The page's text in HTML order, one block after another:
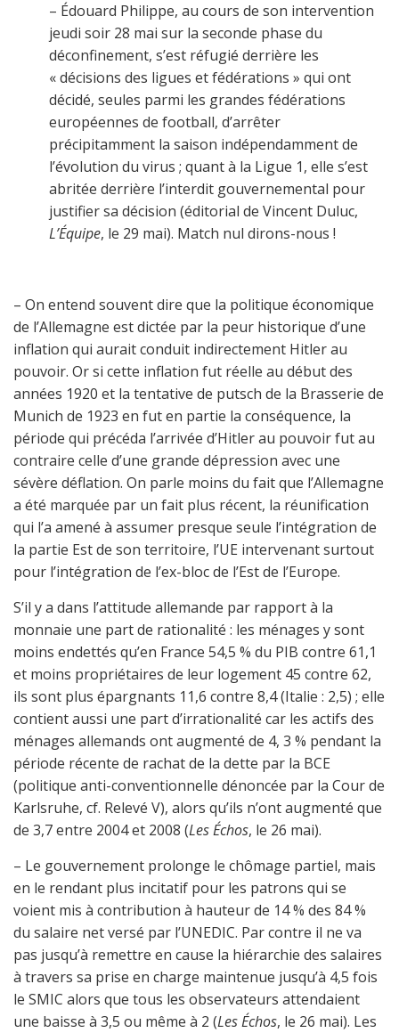
– Édouard Philippe, au cours de son intervention
jeudi soir 28 mai sur la seconde phase du
déconfinement, s’est réfugié derrière les
« décisions des ligues et fédérations » qui ont
décidé, seules parmi les grandes fédérations
européennes de football, d’arrêter
précipitamment la saison indépendamment de
l’évolution du virus ; quant à la Ligue 1, elle s’est
abritée derrière l’interdit gouvernemental pour
justifier sa décision (éditorial de Vincent Duluc,
L’Équipe, le 29 mai). Match nul dirons-nous !
– On entend souvent dire que la politique économique
de l’Allemagne est dictée par la peur historique d’une
inflation qui aurait conduit indirectement Hitler au
pouvoir. Or si cette inflation fut réelle au début des
années 1920 et la tentative de putsch de la Brasserie de
Munich de 1923 en fut en partie la conséquence, la
période qui précéda l’arrivée d’Hitler au pouvoir fut au
contraire celle d’une grande dépression avec une
sévère déflation. On parle moins du fait que l’Allemagne
a été marquée par un fait plus récent, la réunification
qui l’a amené à assumer presque seule l’intégration de
la partie Est de son territoire, l’UE intervenant surtout
pour l’intégration de l’ex-bloc de l’Est de l’Europe.
S’il y a dans l’attitude allemande par rapport à la
monnaie une part de rationalité : les ménages y sont
moins endettés qu’en France 54,5 % du PIB contre 61,1
et moins propriétaires de leur logement 45 contre 62,
ils sont plus épargnants 11,6 contre 8,4 (Italie : 2,5) ; elle
contient aussi une part d’irrationalité car les actifs des
ménages allemands ont augmenté de 4, 3 % pendant la
période récente de rachat de la dette par la BCE
(politique anti-conventionnelle dénoncée par la Cour de
Karlsruhe, cf. Relevé V), alors qu’ils n’ont augmenté que
de 3,7 entre 2004 et 2008 (Les Échos, le 26 mai).
– Le gouvernement prolonge le chômage partiel, mais
en le rendant plus incitatif pour les patrons qui se
voient mis à contribution à hauteur de 14 % des 84 %
du salaire net versé par l’UNEDIC. Par contre il ne va
pas jusqu’à remettre en cause la hiérarchie des salaires
à travers sa prise en charge maintenue jusqu’à 4,5 fois
le SMIC alors que tous les observateurs attendaient
une baisse à 3,5 ou même à 2 (Les Échos, le 26 mai). Les